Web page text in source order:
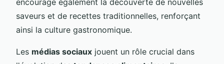
saveurs et de recettes traditionnelles, renforçant
ainsi la culture gastronomique.
Les médias sociaux jouent un rôle crucial dans